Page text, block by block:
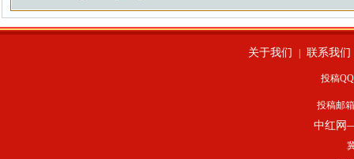
关于我们 联系我们
投稿
投稿邮
中红网